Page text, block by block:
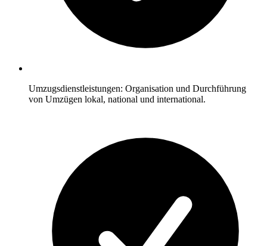
Umzugsdienstleistungen: Organisation und Durchführung
von Umzügen lokal, national und international.